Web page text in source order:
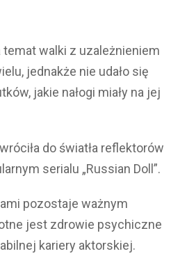
walki z uzależnieniem
jednakże nie udało się
jakie nałogi miały na jej
do światła reflektorów
serialu „Russian Doll”.
pozostaje ważnym
jest zdrowie psychiczne
kariery aktorskiej.